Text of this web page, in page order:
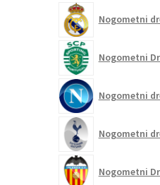
Nogometni
Nogometni
Nogometni
Nogometni
Nogometni